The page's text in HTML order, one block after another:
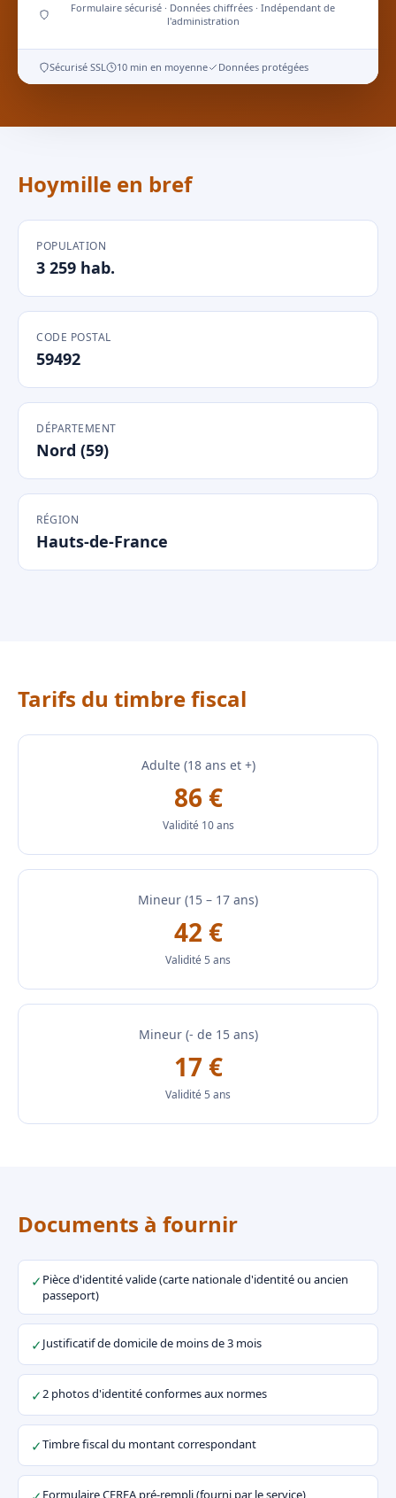
Formulaire sécurisé · Données chiffrées · Indépendant de
l'administration
Sécurisé SSL 10 min en moyenne Données protégées
Hoymille en bref
POPULATION
3 259 hab.
CODE POSTAL
59492
DÉPARTEMENT
Nord (59)
RÉGION
Hauts-de-France
Tarifs du timbre fiscal
Adulte (18 ans et +)
86 €
Validité 10 ans
Mineur (15 – 17 ans)
42 €
Validité 5 ans
Mineur (- de 15 ans)
17 €
Validité 5 ans
Documents à fournir
✓ Pièce d'identité valide (carte nationale d'identité ou ancien
passeport)
✓Justificatif de domicile de moins de 3 mois
✓2 photos d'identité conformes aux normes
✓Timbre fiscal du montant correspondant
Formulaire CERFA pré-rempli (fourni par le service)